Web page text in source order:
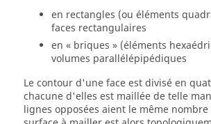
en rectangles (ou éléments
faces rectangulaires
en « briques » (éléments
volumes parallélépipédiques
Le contour d'une face est divisé en
chacune d'elles est maillée de telle
lignes opposées aient le même nombre